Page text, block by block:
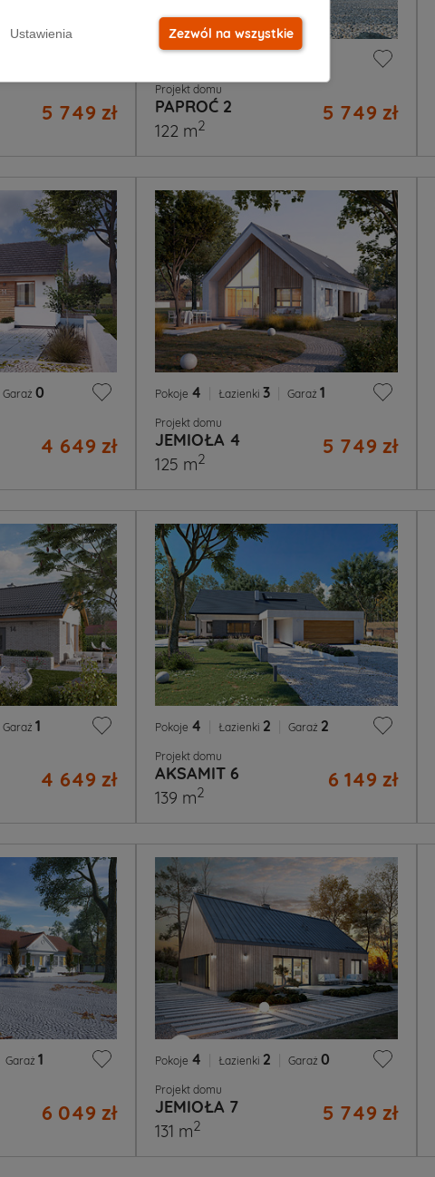
5 749 zł
Projekt domu
PAPROĆ 2 5 749 zł
122 m2
Garaż 0
4 649 zł
Pokoje 4 Łazienki 3 Garaż 1
Projekt domu
JEMIOŁA 4 5 749 zł
125 m2
Garaż 1
4 649 zł
Pokoje 4 Łazienki 2 Garaż 2
Projekt domu
AKSAMIT 6 6 149 zł
139 m2
Garaż 1
6 049 zł
Pokoje 4 Łazienki 2 Garaż 0
Projekt domu
JEMIOŁA 7 5 749 zł
131 m2
Ustawienia Zezwól na wszystkie